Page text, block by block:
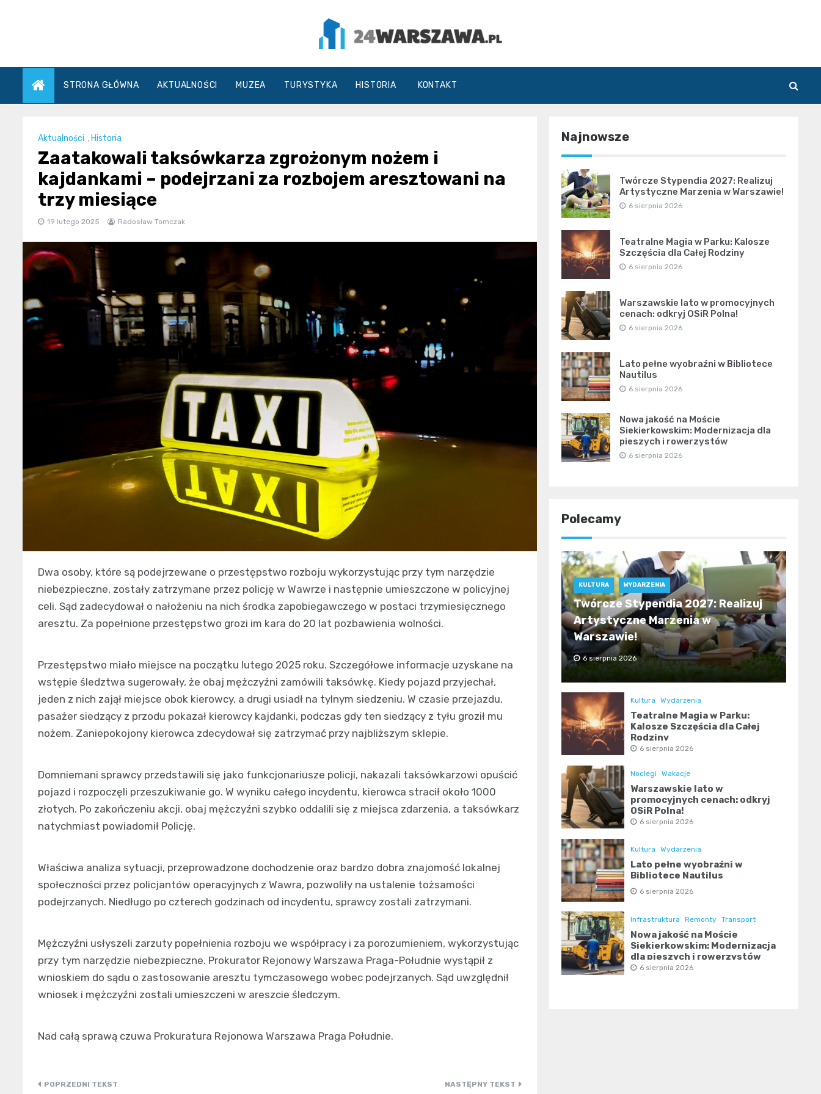
24Warszawa.pl
STRONA GŁÓWNA AKTUALNOŚCI MUZEA TURYSTYKA HISTORIA KONTAKT
Aktualności , Historia
Zaatakowali taksówkarza zgrożonym nożem i
kajdankami – podejrzani za rozbojem aresztowani na
trzy miesiące
19 lutego 2025 Radosław Tomczak
Dwa osoby, które są podejrzewane o przestępstwo rozboju wykorzystując przy tym narzędzie
niebezpieczne, zostały zatrzymane przez policję w Wawrze i następnie umieszczone w policyjnej
celi. Sąd zadecydował o nałożeniu na nich środka zapobiegawczego w postaci trzymiesięcznego
aresztu. Za popełnione przestępstwo grozi im kara do 20 lat pozbawienia wolności.
Przestępstwo miało miejsce na początku lutego 2025 roku. Szczegółowe informacje uzyskane na
wstępie śledztwa sugerowały, że obaj mężczyźni zamówili taksówkę. Kiedy pojazd przyjechał,
jeden z nich zajął miejsce obok kierowcy, a drugi usiadł na tylnym siedzeniu. W czasie przejazdu,
pasażer siedzący z przodu pokazał kierowcy kajdanki, podczas gdy ten siedzący z tyłu groził mu
nożem. Zaniepokojony kierowca zdecydował się zatrzymać przy najbliższym sklepie.
Domniemani sprawcy przedstawili się jako funkcjonariusze policji, nakazali taksówkarzowi opuścić
pojazd i rozpoczęli przeszukiwanie go. W wyniku całego incydentu, kierowca stracił około 1000
złotych. Po zakończeniu akcji, obaj mężczyźni szybko oddalili się z miejsca zdarzenia, a taksówkarz
natychmiast powiadomił Policję.
Właściwa analiza sytuacji, przeprowadzone dochodzenie oraz bardzo dobra znajomość lokalnej
społeczności przez policjantów operacyjnych z Wawra, pozwoliły na ustalenie tożsamości
podejrzanych. Niedługo po czterech godzinach od incydentu, sprawcy zostali zatrzymani.
Mężczyźni usłyszeli zarzuty popełnienia rozboju we współpracy i za porozumieniem, wykorzystując
przy tym narzędzie niebezpieczne. Prokurator Rejonowy Warszawa Praga-Południe wystąpił z
wnioskiem do sądu o zastosowanie aresztu tymczasowego wobec podejrzanych. Sąd uwzględnił
wniosek i mężczyźni zostali umieszczeni w areszcie śledczym.
Nad całą sprawą czuwa Prokuratura Rejonowa Warszawa Praga Południe.
Nawigacja
Najnowsze
Twórcze Stypendia 2027: Realizuj
Artystyczne Marzenia w Warszawie!
6 sierpnia 2026
Teatralne Magia w Parku: Kalosze
Szczęścia dla Całej Rodziny
6 sierpnia 2026
Warszawskie lato w promocyjnych
cenach: odkryj OSiR Polna!
6 sierpnia 2026
Lato pełne wyobraźni w Bibliotece
Nautilus
6 sierpnia 2026
Nowa jakość na Moście
Siekierkowskim: Modernizacja dla
pieszych i rowerzystów
6 sierpnia 2026
Polecamy
KULTURA WYDARZENIA
Twórcze Stypendia 2027: Realizuj
Artystyczne Marzenia w
Warszawie!
6 sierpnia 2026
Kultura Wydarzenia
Teatralne Magia w Parku:
Kalosze Szczęścia dla Całej
Rodziny
6 sierpnia 2026
Noclegi Wakacje
Warszawskie lato w
promocyjnych cenach: odkryj
OSiR Polna!
6 sierpnia 2026
Kultura Wydarzenia
Lato pełne wyobraźni w
Bibliotece Nautilus
6 sierpnia 2026
Infrastruktura Remonty Transport
Nowa jakość na Moście
Siekierkowskim: Modernizacja
dla pieszych i rowerzystów
6 sierpnia 2026